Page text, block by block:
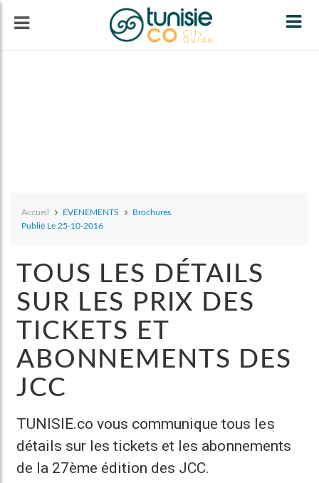
Accueil EVENEMENTS
Brochures
Publié Le 25-10-2016
TOUS LES DÉTAILS
SUR LES PRIX DES
TICKETS ET
ABONNEMENTS DES
JCC
TUNISIE.co vous communique tous les
détails sur les tickets et les abonnements
de la 27ème édition des JCC.